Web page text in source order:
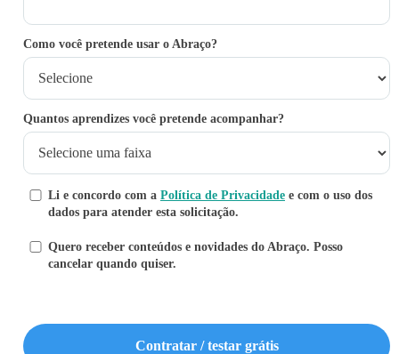
Como você pretende usar o Abraço?
Quantos aprendizes você pretende acompanhar?
Li e concordo com a Política de Privacidade e com o uso dos
dados para atender esta solicitação.
Quero receber conteúdos e novidades do Abraço. Posso
cancelar quando quiser.
Contratar / testar grátis